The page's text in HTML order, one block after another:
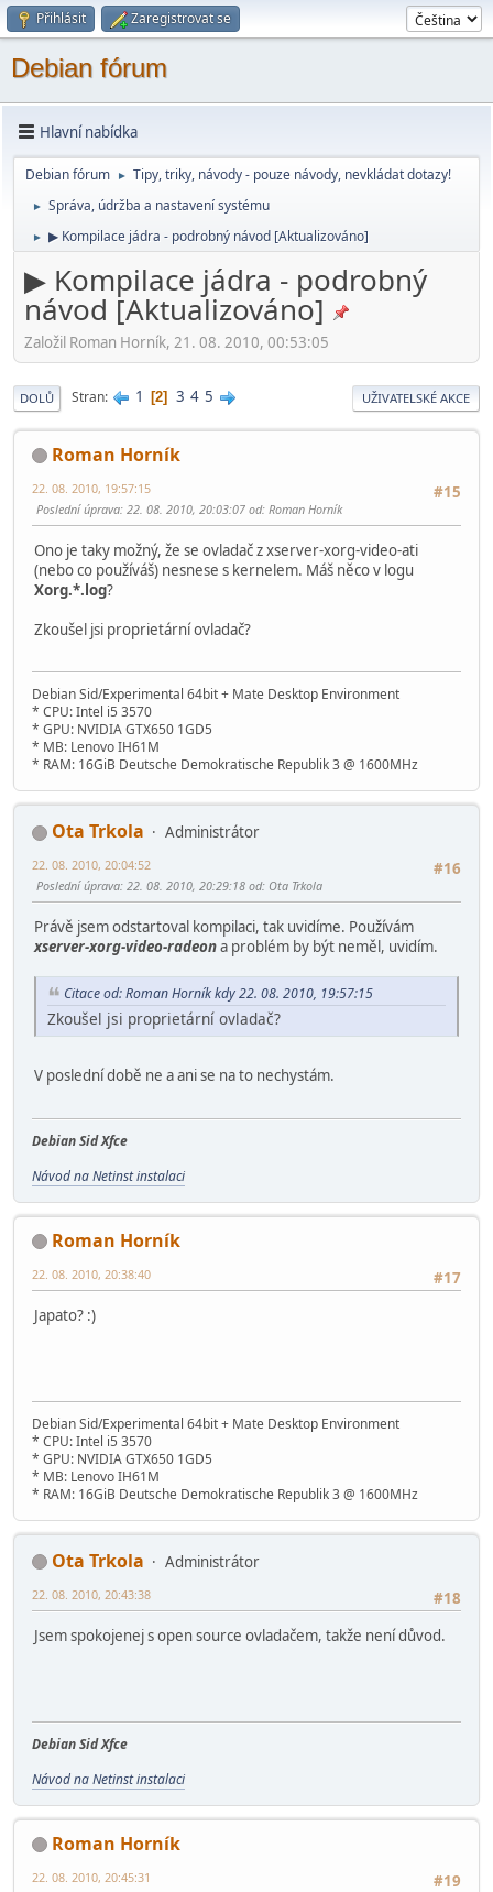
Přihlásit Zaregistrovat se
Debian fórum
Hlavní nabídka
Debian fórum ► Tipy, triky, návody - pouze návody, nevkládat dotazy!
► Správa, údržba a nastavení systému
► ▶ Kompilace jádra - podrobný návod [Aktualizováno]
▶ Kompilace jádra - podrobný
návod [Aktualizováno]
Založil Roman Horník, 21. 08. 2010, 00:53:05
DOLŮ Stran 1 2 3 4 5 UŽIVATELSKÉ AKCE
Roman Horník
#15
22. 08. 2010, 19:57:15
Poslední úprava: 22. 08. 2010, 20:03:07 od: Roman Horník
Ono je taky možný, že se ovladač z xserver-xorg-video-ati
(nebo co používáš) nesnese s kernelem. Máš něco v logu
Xorg.*.log?
Zkoušel jsi proprietární ovladač?
Debian Sid/Experimental 64bit + Mate Desktop Environment
* CPU: Intel i5 3570
* GPU: NVIDIA GTX650 1GD5
* MB: Lenovo IH61M
* RAM: 16GiB Deutsche Demokratische Republik 3 @ 1600MHz
Ota Trkola
Administrátor
#16
22. 08. 2010, 20:04:52
Poslední úprava: 22. 08. 2010, 20:29:18 od: Ota Trkola
Právě jsem odstartoval kompilaci, tak uvidíme. Používám
xserver-xorg-video-radeona problém by být neměl, uvidím.
Citace od: Roman Horník kdy 22. 08. 2010, 19:57:15
Zkoušel jsi proprietární ovladač?
V poslední době ne a ani se na to nechystám.
Debian Sid Xfce
Návod na Netinst instalaci
Roman Horník
#17
22. 08. 2010, 20:38:40
Japato? :)
Debian Sid/Experimental 64bit + Mate Desktop Environment
* CPU: Intel i5 3570
* GPU: NVIDIA GTX650 1GD5
* MB: Lenovo IH61M
* RAM: 16GiB Deutsche Demokratische Republik 3 @ 1600MHz
Ota Trkola
Administrátor
#18
22. 08. 2010, 20:43:38
Jsem spokojenej s open source ovladačem, takže není důvod.
Debian Sid Xfce
Návod na Netinst instalaci
Roman Horník
#19
22. 08. 2010, 20:45:31